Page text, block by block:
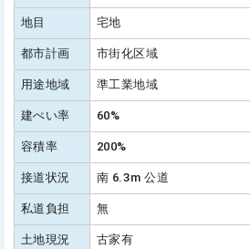
地目 宅地
都市計画 市街化区域
用途地域 準工業地域
建ぺい率 60%
容積率 200%
接道状況 南 6.3m 公道
私道負担 無
土地現況 古家有